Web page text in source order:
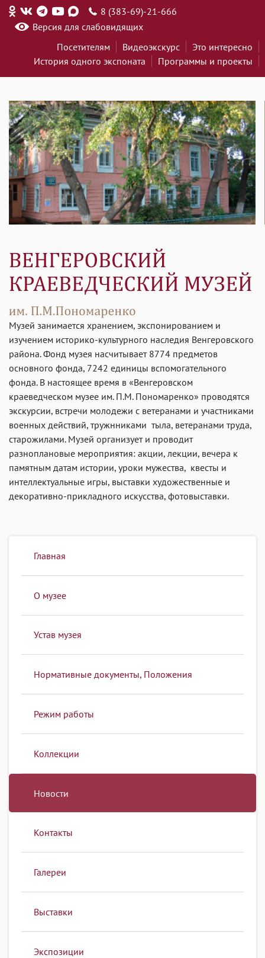
8 (383-69)-21-666
Версия для слабовидящих
Посетителям
Видеоэкскурс
Это интересно
История одного экспоната
Программы и проекты
Музей занимается хранением, экспонированием и
изучением историко-культурного наследия Венгеровского
района. Фонд музея насчитывает 8774 предметов
основного фонда, 7242 единицы вспомогательного
фонда. В настоящее время в «Венгеровском
краеведческом музее им. П.М. Пономаренко» проводятся
экскурсии, встречи молодежи с ветеранами и участниками
военных действий, тружнниками тыла, ветеранами труда,
старожилами. Музей организует и проводит
разноплановые мероприятия: акции, лекции, вечера к
памятным датам истории, уроки мужества, квесты и
интеллектуальные игры, выставки художественные и
декоративно-прикладного искусства, фотовыставки.
Главная
О музее
Устав музея
Нормативные документы, Положения
Режим работы
Коллекции
Новости
Контакты
Галереи
Выставки
Экспозиции